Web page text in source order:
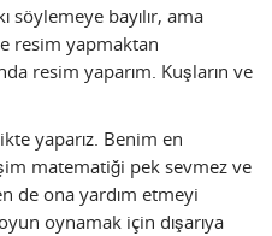
söylemeye bayılır, ama
resim yapmaktan
resim yaparım. Kuşların ve
yaparız. Benim en
matematiği pek sevmez ve
de ona yardım etmeyi
oynamak için dışarıya